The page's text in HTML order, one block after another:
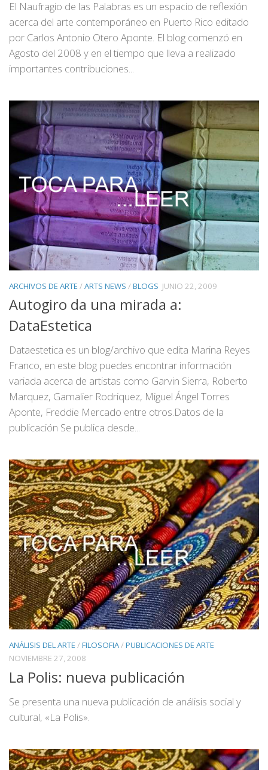
El Naufragio de las Palabras es un espacio de reflexión
acerca del arte contemporáneo en Puerto Rico editado
por Carlos Antonio Otero Aponte. El blog comenzó en
Agosto del 2008 y en el tiempo que lleva a realizado
importantes contribuciones...
ARCHIVOS DE ARTE /ARTS NEWS /BLOGS JUNIO 22, 2009
Autogiro da una mirada a:
DataEstetica
Dataestetica es un blog/archivo que edita Marina Reyes
Franco, en este blog puedes encontrar información
variada acerca de artistas como Garvin Sierra, Roberto
Marquez, Gamalier Rodriquez, Miguel Ángel Torres
Aponte, Freddie Mercado entre otros.Datos de la
publicación Se publica desde...
ANÁLISIS DEL ARTE /FILOSOFIA/PUBLICACIONES DE ARTE
NOVIEMBRE 27, 2008
La Polis: nueva publicación
Se presenta una nueva publicación de análisis social y
cultural, «La Polis».